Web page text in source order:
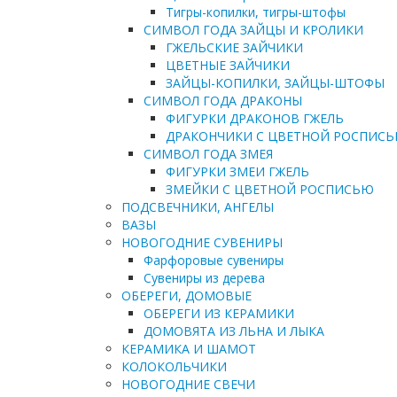
Тигры-копилки, тигры-штофы
СИМВОЛ ГОДА ЗАЙЦЫ И КРОЛИКИ
ГЖЕЛЬСКИЕ ЗАЙЧИКИ
ЦВЕТНЫЕ ЗАЙЧИКИ
ЗАЙЦЫ-КОПИЛКИ, ЗАЙЦЫ-ШТОФЫ
СИМВОЛ ГОДА ДРАКОНЫ
ФИГУРКИ ДРАКОНОВ ГЖЕЛЬ
ДРАКОНЧИКИ С ЦВЕТНОЙ
СИМВОЛ ГОДА ЗМЕЯ
ФИГУРКИ ЗМЕИ ГЖЕЛЬ
ЗМЕЙКИ С ЦВЕТНОЙ РОСПИСЬЮ
ПОДСВЕЧНИКИ, АНГЕЛЫ
ВАЗЫ
НОВОГОДНИЕ СУВЕНИРЫ
Фарфоровые сувениры
Сувениры из дерева
ОБЕРЕГИ, ДОМОВЫЕ
ОБЕРЕГИ ИЗ КЕРАМИКИ
ДОМОВЯТА ИЗ ЛЬНА И ЛЫКА
КЕРАМИКА И ШАМОТ
КОЛОКОЛЬЧИКИ
НОВОГОДНИЕ СВЕЧИ